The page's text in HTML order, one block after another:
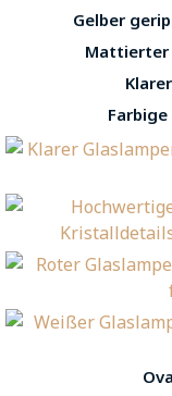
Gelber
Mattierter